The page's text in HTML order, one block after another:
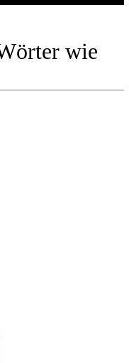
wie